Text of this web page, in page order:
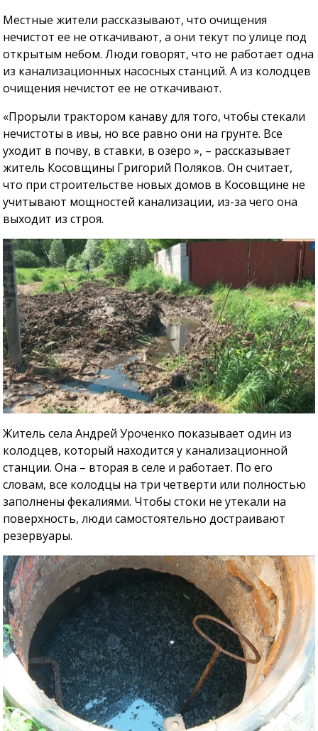
Местные жители рассказывают, что очищения
нечистот ее не откачивают, а они текут по улице под
открытым небом. Люди говорят, что не работает одна
из канализационных насосных станций. А из колодцев
очищения нечистот ее не откачивают.
«Прорыли трактором канаву для того, чтобы стекали
нечистоты в ивы, но все равно они на грунте. Все
уходит в почву, в ставки, в озеро », – рассказывает
житель Косовщины Григорий Поляков. Он считает,
что при строительстве новых домов в Косовщине не
учитывают мощностей канализации, из-за чего она
выходит из строя.
Житель села Андрей Уроченко показывает один из
колодцев, который находится у канализационной
станции. Она – вторая в селе и работает. По его
словам, все колодцы на три четверти или полностью
заполнены фекалиями. Чтобы стоки не утекали на
поверхность, люди самостоятельно достраивают
резервуары.